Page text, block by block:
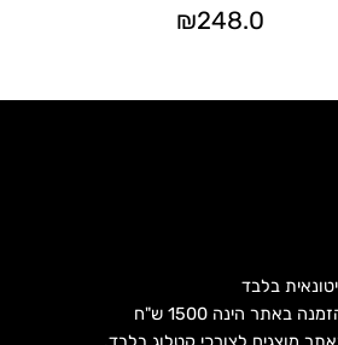
₪248.0
בלבד
באתר הינה 1500 ש"ח